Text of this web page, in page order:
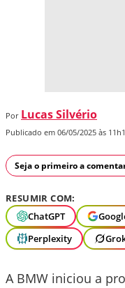
Por Lucas Silvério
Publicado em 06/05/2025 às
Seja o primeiro a
RESUMIR COM:
ChatGPT
Perplexity
A BMW iniciou a